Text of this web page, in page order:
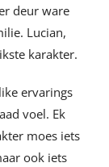
deur ware
Lucian,
karakter.
ervarings
voel. Ek
moes iets
ook iets